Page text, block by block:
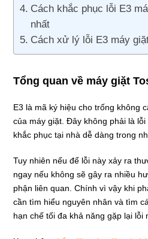
Cách khắc phục lỗi E3
nhất
Cách xử lý lỗi E3 máy
Tổng quan về máy giặt
E3 là mã ký hiệu cho trống không
của máy giặt. Đây không phải là
khắc phục tại nhà dễ dàng trong
Tuy nhiên nếu để lỗi này xảy ra
ngay nếu không sẽ gây ra nhiều
phận liên quan. Chính vì vậy khi
cần tìm hiểu nguyên nhân và tìm
hạn chế tối đa khả năng gặp lại lỗi